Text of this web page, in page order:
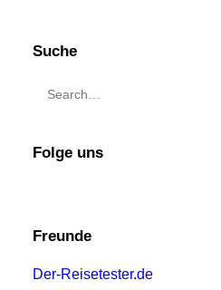
Suche
Folge uns
Freunde
Der-Reisetester.de